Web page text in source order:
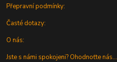
Přepravní podmínky:
Časté dotazy:
O nás:
Jste s námi spokojeni? Ohodnoťte nás...